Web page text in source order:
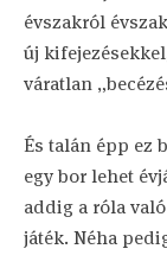
évszakról
új
váratlan
És talán épp ez
egy bor lehet
addig a róla
játék. Néha